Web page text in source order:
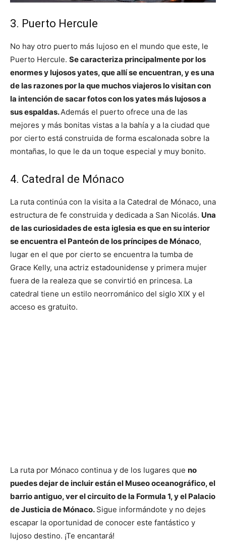
3. Puerto Hercule
No hay otro puerto más lujoso en el mundo que este, le
Puerto Hercule. Se caracteriza principalmente por los
enormes y lujosos yates, que allí se encuentran, y es una
de las razones por la que muchos viajeros lo visitan con
la intención de sacar fotos con los yates más lujosos a
sus espaldas.Además el puerto ofrece una de las
mejores y más bonitas vistas a la bahía y a la ciudad que
por cierto está construida de forma escalonada sobre la
montañas, lo que le da un toque especial y muy bonito.
4. Catedral de Mónaco
La ruta continúa con la visita a la Catedral de Mónaco, una
estructura de fe construida y dedicada a San Nicolás. Una
de las curiosidades de esta iglesia es que en su interior
se encuentra el Panteón de los príncipes de Mónaco,
lugar en el que por cierto se encuentra la tumba de
Grace Kelly, una actriz estadounidense y primera mujer
fuera de la realeza que se convirtió en princesa. La
catedral tiene un estilo neorrománico del siglo XIX y el
acceso es gratuito.
La ruta por Mónaco continua y de los lugares que no
puedes dejar de incluir están el Museo oceanográfico, el
barrio antiguo, ver el circuito de la Formula 1, y el Palacio
de Justicia de Mónaco. Sigue informándote y no dejes
escapar la oportunidad de conocer este fantástico y
lujoso destino. ¡Te encantará!